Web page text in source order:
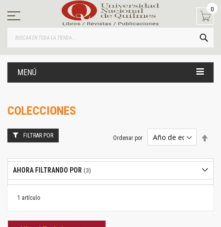
contenido
0
MENÚ
COLECCIONES
1 artículo
Ordenar por
FILTRAR POR
AHORA FILTRANDO POR